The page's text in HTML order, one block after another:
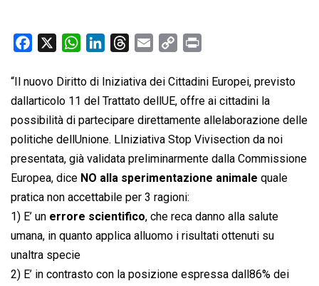
c
e
b
o
o
k
W
a
s
A
p
p
n
k
e
d
I
n
r
e
a
d
s
a
i
l
p
y
L
i
n
k
i
n
t
“Il nuovo Diritto di Iniziativa dei Cittadini Europei, previsto
dallarticolo 11 del Trattato dellUE, offre ai cittadini la
possibilità di partecipare direttamente allelaborazione delle
politiche dellUnione. LIniziativa Stop Vivisection da noi
presentata, già validata preliminarmente dalla Commissione
Europea, dice NO alla sperimentazione animale quale
pratica non accettabile per 3 ragioni:
1) E’ un errore scientifico, che reca danno alla salute
umana, in quanto applica alluomo i risultati ottenuti su
unaltra specie
2) E’ in contrasto con la posizione espressa dall86% dei